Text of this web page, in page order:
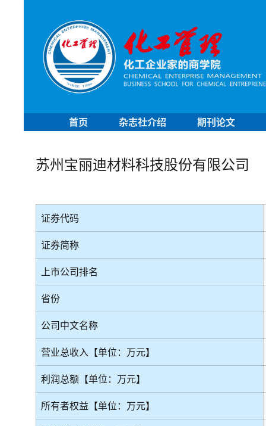
首页 杂志社介绍 期刊论文
苏州宝丽迪材料科技股份有限公司
证券代码
证券简称
上市公司排名
省份
公司中文名称
营业总收入【单位：万元】
利润总额【单位：万元】
所有者权益【单位：万元】